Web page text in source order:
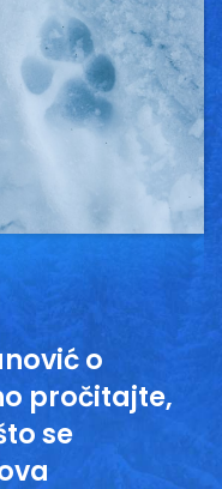
2020
o
pročitajte,
se